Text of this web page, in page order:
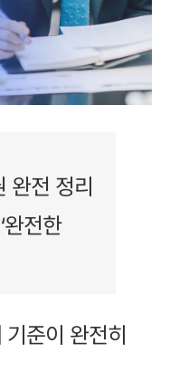
완전 정리
완전한
준이 완전히